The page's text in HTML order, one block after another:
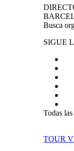
Busca
SIGUE
Todas
TOUR